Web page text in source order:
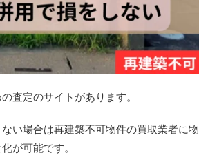
査定のサイトがあります。
い場合は再建築不可物件の買取業者に物
が可能です。